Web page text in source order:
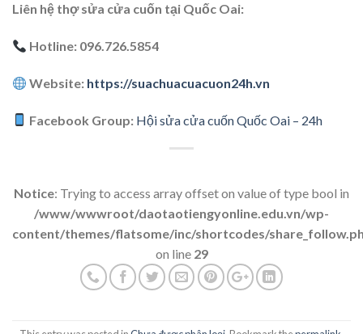
Liên hệ thợ sửa cửa cuốn tại Quốc Oai:
Hotline: 096.726.5854
Website: https://suachuacuacuon24h.vn
Facebook Group: Hội sửa cửa cuốn Quốc Oai – 24h
Notice: Trying to access array offset on value of type bool in
/www/wwwroot/daotaotiengyonline.edu.vn/wp-
content/themes/flatsome/inc/shortcodes/
on line 29